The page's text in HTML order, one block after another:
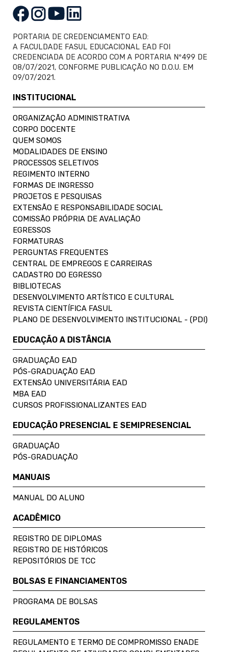
PORTARIA DE CREDENCIAMENTO EAD:
A FACULDADE FASUL EDUCACIONAL EAD FOI
CREDENCIADA DE ACORDO COM A PORTARIA Nº499 DE
08/07/2021, CONFORME PUBLICAÇÃO NO D.O.U. EM
09/07/2021.
INSTITUCIONAL
ORGANIZAÇÃO ADMINISTRATIVA
CORPO DOCENTE
QUEM SOMOS
MODALIDADES DE ENSINO
PROCESSOS SELETIVOS
REGIMENTO INTERNO
FORMAS DE INGRESSO
PROJETOS E PESQUISAS
EXTENSÃO E RESPONSABILIDADE SOCIAL
COMISSÃO PRÓPRIA DE AVALIAÇÃO
EGRESSOS
FORMATURAS
PERGUNTAS FREQUENTES
CENTRAL DE EMPREGOS E CARREIRAS
CADASTRO DO EGRESSO
BIBLIOTECAS
DESENVOLVIMENTO ARTÍSTICO E CULTURAL
REVISTA CIENTÍFICA FASUL
PLANO DE DESENVOLVIMENTO INSTITUCIONAL - (PDI)
EDUCAÇÃO A DISTÂNCIA
GRADUAÇÃO EAD
PÓS-GRADUAÇÃO EAD
EXTENSÃO UNIVERSITÁRIA EAD
MBA EAD
CURSOS PROFISSIONALIZANTES EAD
EDUCAÇÃO PRESENCIAL E SEMIPRESENCIAL
GRADUAÇÃO
PÓS-GRADUAÇÃO
MANUAIS
MANUAL DO ALUNO
ACADÊMICO
REGISTRO DE DIPLOMAS
REGISTRO DE HISTÓRICOS
REPOSITÓRIOS DE TCC
BOLSAS E FINANCIAMENTOS
PROGRAMA DE BOLSAS
REGULAMENTOS
REGULAMENTO E TERMO DE COMPROMISSO ENADE